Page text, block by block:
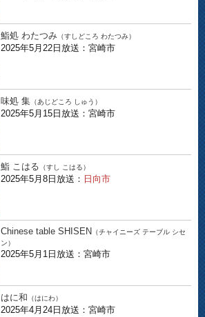
鮨処 わたつみ （すしどころ わたつみ）
2025年5月22日放送：宮崎市
味処 集 （あじどころ しゅう）
2025年5月15日放送：宮崎市
鮨 こはる （すし こはる）
2025年5月8日放送： 日向市
Chinese table SHISEN （チャイニーズ テーブル シセ
ン）
2025年5月1日放送：宮崎市
はに和 （はにわ）
2025年4月24日放送：宮崎市